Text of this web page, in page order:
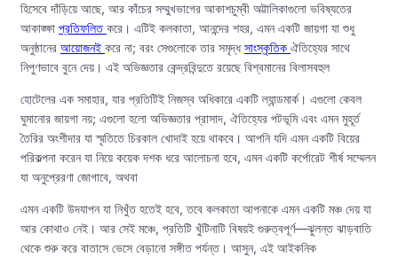
হিসেবে দাঁড়িয়ে আছে, আর কাঁচের সম্মুখভাগের আকাশচুম্বী অট্টালিকাগুলো ভবিষ্যতের
আকাঙ্ক্ষা প্রতিফলিতকরে। এটিই কলকাতা, আনন্দের শহর, এমন একটি জায়গা যা শুধু
অনুষ্ঠানের আয়োজনই করে না; বরং সেগুলোকে তার সমৃদ্ধসাংস্কৃতিক ঐতিহ্যের সাথে
নিপুণভাবে বুনে দেয়। এই অভিজ্ঞতার কেন্দ্রবিন্দুতে রয়েছে বিশ্বমানের বিলাসবহুল
হোটেলের এক সমাহার, যার প্রতিটিই নিজস্ব অধিকারে একটি ল্যান্ডমার্ক। এগুলো কেবল
ঘুমানোর জায়গা নয়; এগুলো হলো অভিজ্ঞতার প্রাসাদ, ঐতিহ্যের পটভূমি এবং এমন মুহূর্ত
তৈরির অংশীদার যা স্মৃতিতে চিরকাল খোদাই হয়ে থাকবে। আপনি যদি এমন একটি বিয়ের
পরিকল্পনা করেন যা নিয়ে কয়েক দশক ধরে আলোচনা হবে, এমন একটি কর্পোরেট শীর্ষ সম্মেলন
যা অনুপ্রেরণা জোগাবে, অথবা
এমন একটি উদযাপন যা নিখুঁত হতেই হবে, তবে কলকাতা আপনাকে এমন একটি মঞ্চ দেয় যা
আর কোথাও নেই। আর সেই মঞ্চে, প্রতিটি খুঁটিনাটি বিষয়ই গুরুত্বপূর্ণ—ঝুলন্ত ঝাড়বাতি
থেকে শুরু করে বাতাসে ভেসে বেড়ানো সঙ্গীত পর্যন্ত। আসুন, এই আইকনিক